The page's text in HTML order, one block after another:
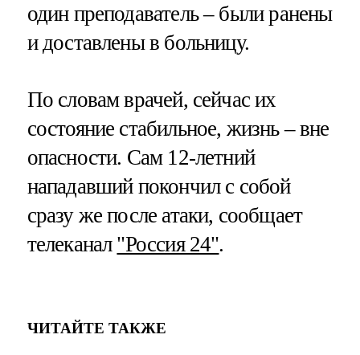
один преподаватель – были ранены
и доставлены в больницу.
По словам врачей, сейчас их
состояние стабильное, жизнь – вне
опасности. Сам 12-летний
нападавший покончил с собой
сразу же после атаки, сообщает
телеканал "Россия 24".
ЧИТАЙТЕ ТАКЖЕ